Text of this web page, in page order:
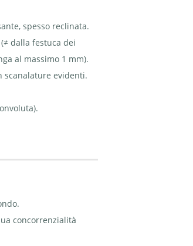
spesso reclinata.
dalla festuca dei
al massimo 1 mm).
scanalature evidenti.
concorrenzialità